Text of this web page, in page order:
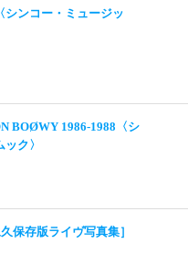
シンコー・ミュージッ
BOØWY 1986-1988〈シ
ク〉
保存版ライヴ写真集］